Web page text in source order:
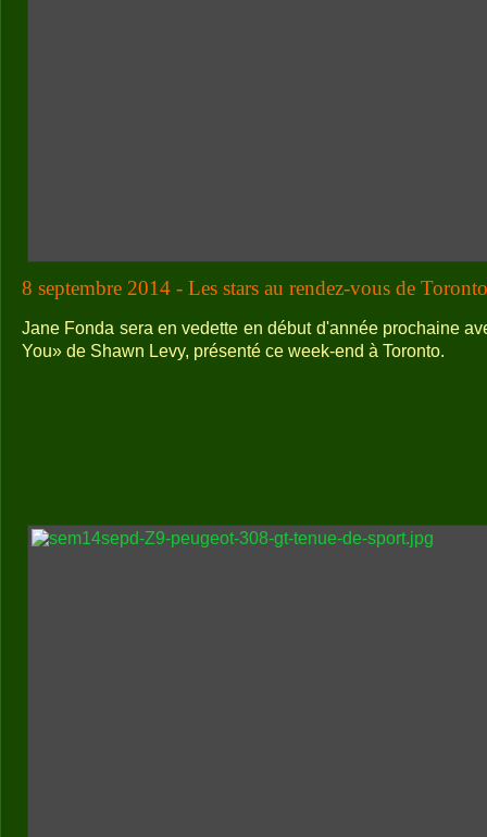
8 septembre 2014 - Les stars au rendez-vous de
Jane Fonda sera en vedette en début d'année prochaine
You» de Shawn Levy, présenté ce week-end à Toronto.